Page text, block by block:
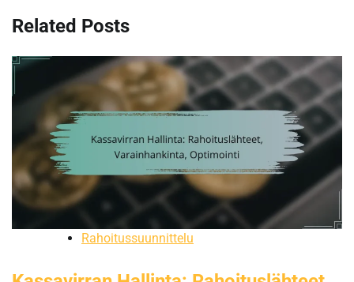
Related Posts
Rahoitussuunnittelu